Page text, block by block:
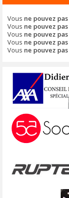
Vous ne pouvez pas
Vous ne pouvez pas
Vous ne pouvez pas
Vous ne pouvez pas
Vous ne pouvez pas